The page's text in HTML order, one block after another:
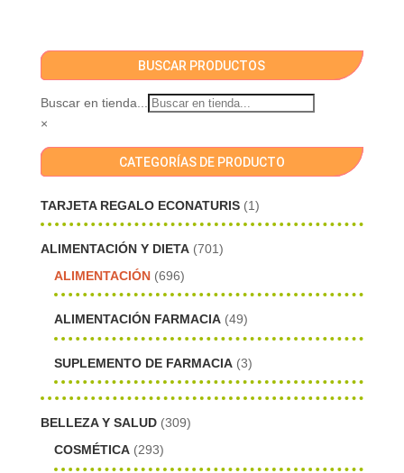
BUSCAR PRODUCTOS
Buscar en tienda...
×
CATEGORÍAS DE PRODUCTO
TARJETA REGALO ECONATURIS (1)
ALIMENTACIÓN Y DIETA (701)
ALIMENTACIÓN (696)
ALIMENTACIÓN FARMACIA (49)
SUPLEMENTO DE FARMACIA (3)
BELLEZA Y SALUD (309)
COSMÉTICA (293)